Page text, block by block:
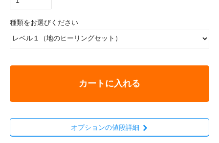
種類をお選びください
カートに入れる
オプションの値段詳細